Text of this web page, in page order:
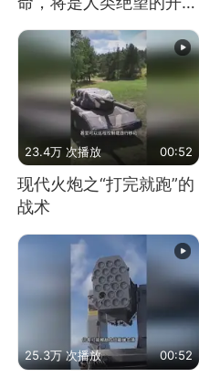
始？
23.4万 次播放 00:52
现代火炮之“打完就跑”的
战术
25.3万 次播放 00:52